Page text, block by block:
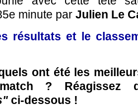
minute par Julien Le
résultats et le
ont été les
? Réagissez
ci-dessous !